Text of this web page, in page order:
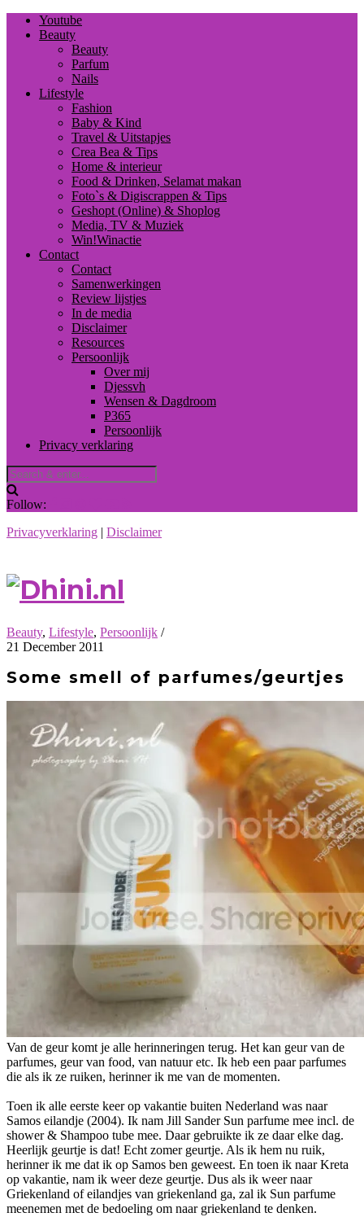
Youtube
Beauty
Beauty
Parfum
Nails
Lifestyle
Fashion
Baby & Kind
Travel & Uitstapjes
Crea Bea & Tips
Home & interieur
Food & Drinken, Selamat makan
Foto`s & Digiscrappen & Tips
Geshopt (Online) & Shoplog
Media, TV & Muziek
Win!Winactie
Contact
Contact
Samenwerkingen
Review lijstjes
In de media
Disclaimer
Resources
Persoonlijk
Over mij
Djessvh
Wensen & Dagdroom
P365
Persoonlijk
Privacy verklaring
Follow:
Privacyverklaring | Disclaimer
Beauty, Lifestyle, Persoonlijk /
21 December 2011
Some smell of parfumes/geurtjes
Van de geur komt je alle herinneringen terug. Het kan geur van de
parfumes, geur van food, van natuur etc. Ik heb een paar parfumes
die als ik ze ruiken, herinner ik me van de momenten.
Toen ik alle eerste keer op vakantie buiten Nederland was naar
Samos eilandje (2004). Ik nam Jill Sander Sun parfume mee incl. de
shower & Shampoo tube mee. Daar gebruikte ik ze daar elke dag.
Heerlijk geurtje is dat! Echt zomer geurtje. Als ik hem nu ruik,
herinner ik me dat ik op Samos ben geweest. En toen ik naar Kreta
op vakantie, nam ik weer deze geurtje. Dus als ik weer naar
Griekenland of eilandjes van griekenland ga, zal ik Sun parfume
meenemen met de bedoeling om naar griekenland te denken.